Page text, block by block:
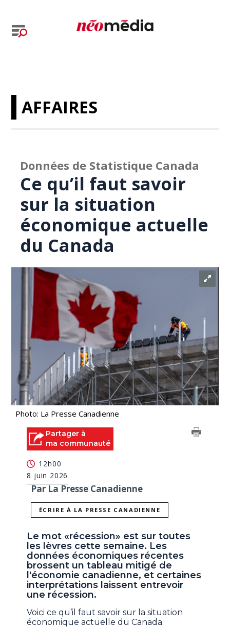
AFFAIRES
Données de Statistique Canada
Ce qu’il faut savoir
sur la situation
économique actuelle
du Canada
Photo: La Presse Canadienne
Partager à
ma communauté
12h00
8 juin 2026
Par La Presse Canadienne
ÉCRIRE À LA PRESSE CANADIENNE
Le mot «récession» est sur toutes
les lèvres cette semaine. Les
données économiques récentes
brossent un tableau mitigé de
l'économie canadienne, et certaines
interprétations laissent entrevoir
une récession.
Voici ce qu’il faut savoir sur la situation
économique actuelle du Canada.